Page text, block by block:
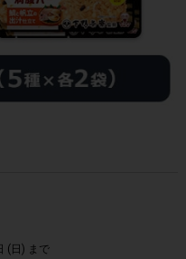
(日) まで